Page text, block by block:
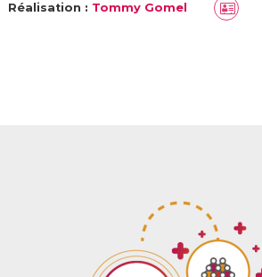
Réalisation : Tommy Gomel